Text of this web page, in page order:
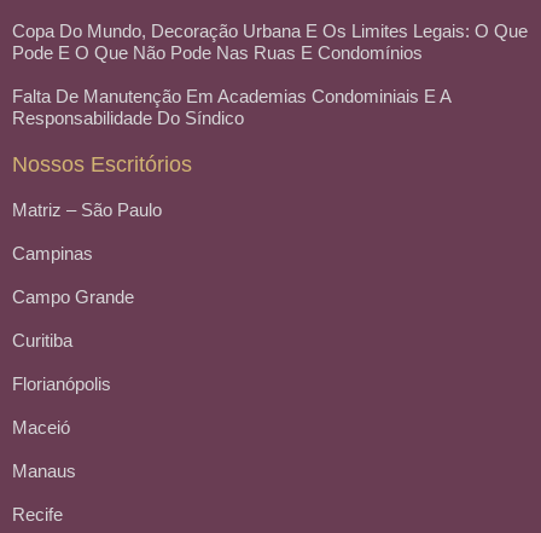
Copa Do Mundo, Decoração Urbana E Os Limites Legais: O Que
Pode E O Que Não Pode Nas Ruas E Condomínios
Falta De Manutenção Em Academias Condominiais E A
Responsabilidade Do Síndico
Nossos Escritórios
Matriz – São Paulo
Campinas
Campo Grande
Curitiba
Florianópolis
Maceió
Manaus
Recife